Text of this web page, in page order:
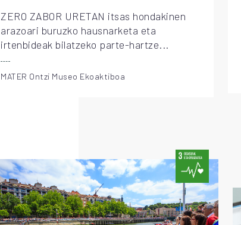
ZERO ZABOR URETAN itsas hondakinen
arazoari buruzko hausnarketa eta
irtenbideak bilatzeko parte-hartze...
MATER Ontzi Museo Ekoaktiboa